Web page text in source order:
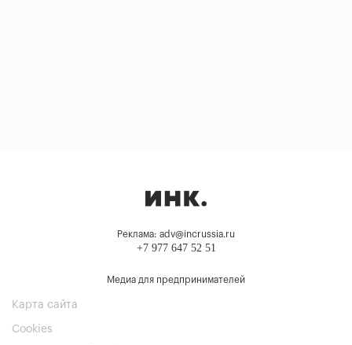
Реклама: adv@incrussia.ru
+7 977 647 52 51
Медиа для предпринимателей
Карта сайта
Cookies